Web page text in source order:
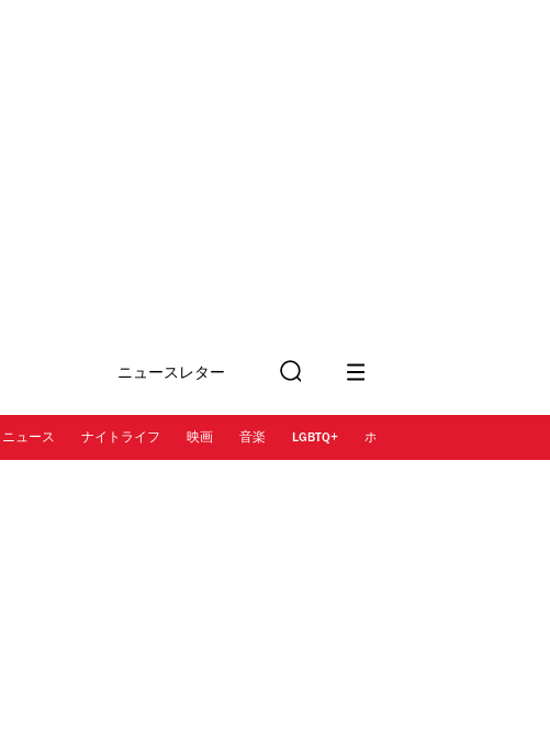
ニュースレター
に登録
索
ニュース ナイトライフ 映画 音楽 LGBTQ+ ホテル